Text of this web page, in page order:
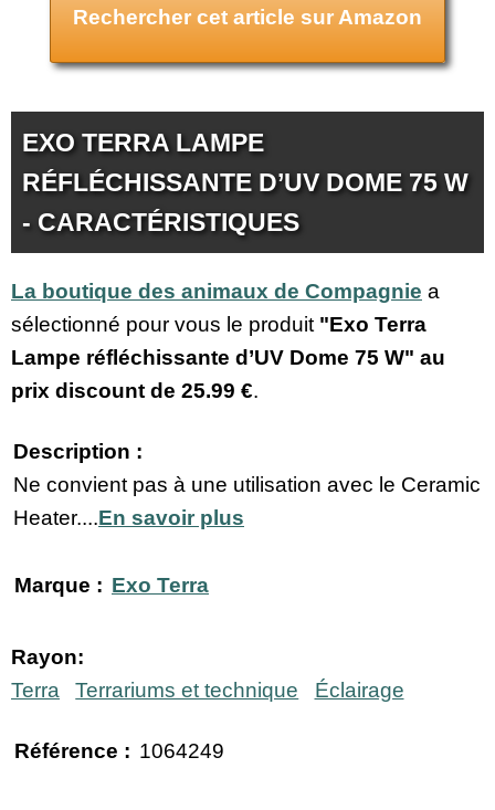
Rechercher cet article sur Amazon
EXO TERRA LAMPE
RÉFLÉCHISSANTE D’UV DOME 75 W
- CARACTÉRISTIQUES
La boutique des animaux de Compagnie a
sélectionné pour vous le produit "Exo Terra
Lampe réfléchissante d’UV Dome 75 W" au
prix discount de 25.99 €.
Description :
Ne convient pas à une utilisation avec le Ceramic
Heater....En savoir plus
Marque : Exo Terra
Rayon:
Terra
Terrariums et technique Éclairage
Référence : 1064249